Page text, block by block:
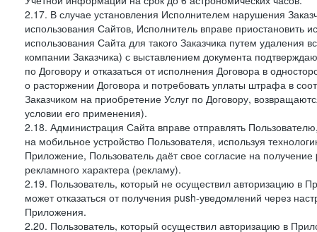
2.17. В случае установления Исполнителем нарушения
использования Сайтов, Исполнитель вправе приостановить
использования Сайта для такого Заказчика путем
компании Заказчика) с выставлением документа
по Договору и отказаться от исполнения Договора в
о расторжении Договора и потребовать уплаты штрафа в
Заказчиком на приобретение Услуг по Договору,
условии его применения).
2.18. Администрация Сайта вправе отправлять
на мобильное устройство Пользователя, используя
Приложение, Пользователь даёт свое согласие на
рекламного характера (рекламу).
2.19. Пользователь, который не осуществил авторизацию в
может отказаться от получения push-уведомлений через
Приложения.
2.20. Пользователь, который осуществил авторизацию в